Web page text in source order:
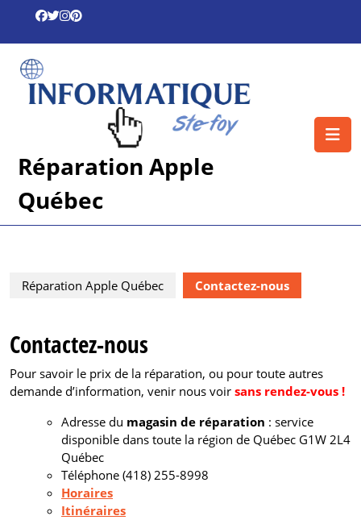
content
Réparation Apple
Québec
Réparation Apple Québec Contactez-nous
Contactez-nous
Pour savoir le prix de la réparation, ou pour toute autres
demande d’information, venir nous voir sans rendez-vous !
Adresse du magasin de réparation : service
disponible dans toute la région de Québec G1W 2L4
Québec
Téléphone (418) 255-8998
Horaires
Itinéraires